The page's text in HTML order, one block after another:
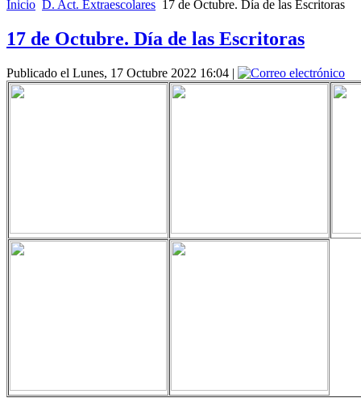
Inicio D. Act. Extraescolares 17 de Octubre. Día de las Escritoras
17 de Octubre. Día de las Escritoras
Publicado el Lunes, 17 Octubre 2022 16:04 |